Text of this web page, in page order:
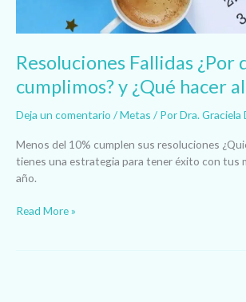
Resoluciones Fallidas ¿Por
cumplimos? y ¿Qué hacer
Deja un comentario /Metas / PorDra. Graciela
Menos del 10% cumplen sus resoluciones
tienes una estrategia para tener éxito con tus
año.
Read More »